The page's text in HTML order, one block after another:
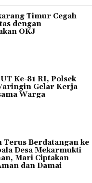
Timur Cegah
dengan
OKJ
Ke-81 RI, Polsek
Gelar Kerja
Warga
Terus Berdatangan ke
Desa Mekarmukti
Mari Ciptakan
dan Damai